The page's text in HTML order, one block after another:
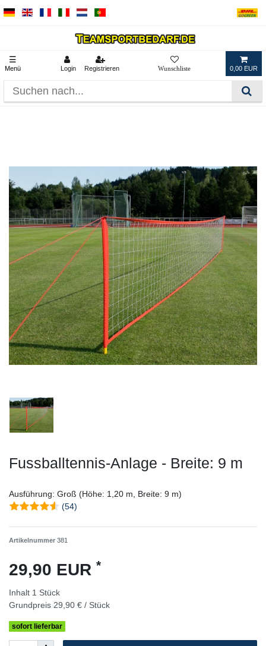
☰
Menü Login Registrieren 0,00 EUR
Fussballtennis-Anlage - Breite: 9 m
Ausführung: Groß (Höhe: 1,20 m, Breite: 9 m)
(54)
Artikelnummer 381
29,90 EUR *
Inhalt 1 Stück
Grundpreis 29,90 € / Stück
sofort lieferbar